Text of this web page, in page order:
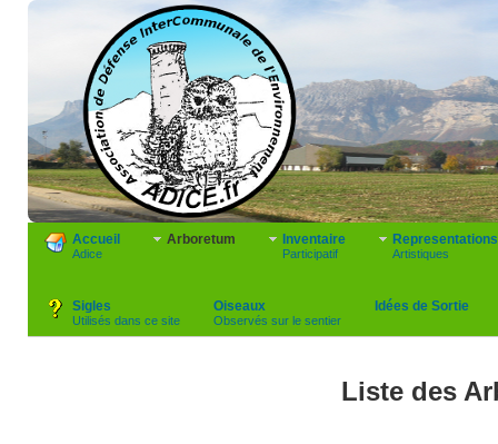
Accueil
Adice
Arboretum Inventaire
Participatif
Representations
Artistiques
Sigles
Utilisés dans ce site
Oiseaux
Observés sur le sentier
Idées de Sortie
Liste des